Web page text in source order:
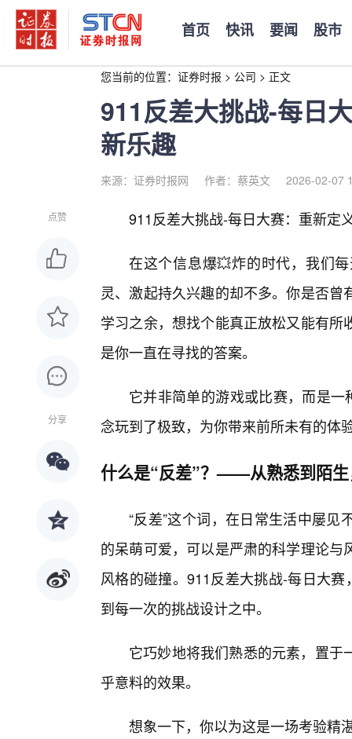
首页 快讯 要闻 股市
您当前的位置： 证券时报 > 公司 > 正文
911反差大挑战-每日
新乐趣
来源：证券时报网 作者：蔡英文 2026-02-07
点赞
分享
911反差大挑战-每日大赛：重新定
在这个信息爆💥炸的时代，我们
灵、激起持久兴趣的却不多。你是否
学习之余，想找个能真正放松又能有
是你一直在寻找的答案。
它并非简单的游戏或比赛，而是一
念玩到了极致，为你带来前所未有的体
什么是“反差”？——从熟悉到陌生
“反差”这个词，在日常生活中屡
的呆萌可爱，可以是严肃的科学理论
风格的碰撞。911反差大挑战-每日大
到每一次的挑战设计之中。
它巧妙地将我们熟悉的元素，置
乎意料的效果。
想象一下，你以为这是一场考验精